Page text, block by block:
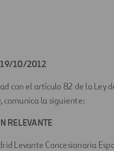
10/2012
con el artículo 82 de la Ley
comunica la siguiente:
RELEVANTE
Levante Concesionaria